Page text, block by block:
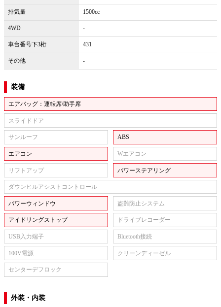
排気量 1500cc
4WD -
車台番号下3桁 431
その他 -
装備
エアバッグ：運転席/助手席
スライドドア
サンルーフ ABS
エアコン Wエアコン
リフトアップ パワーステアリング
ダウンヒルアシストコントロール
パワーウィンドウ 盗難防止システム
アイドリングストップ ドライブレコーダー
USB入力端子 Bluetooth接続
100V電源 クリーンディーゼル
センターデフロック
外装・内装